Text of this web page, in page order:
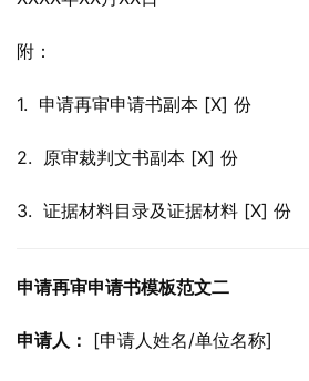
附：
1.  申请再审申请书副本 [X] 份
2.  原审裁判文书副本 [X] 份
3.  证据材料目录及证据材料 [X] 份
申请再审申请书模板范文二
申请人： [申请人姓名/单位名称]